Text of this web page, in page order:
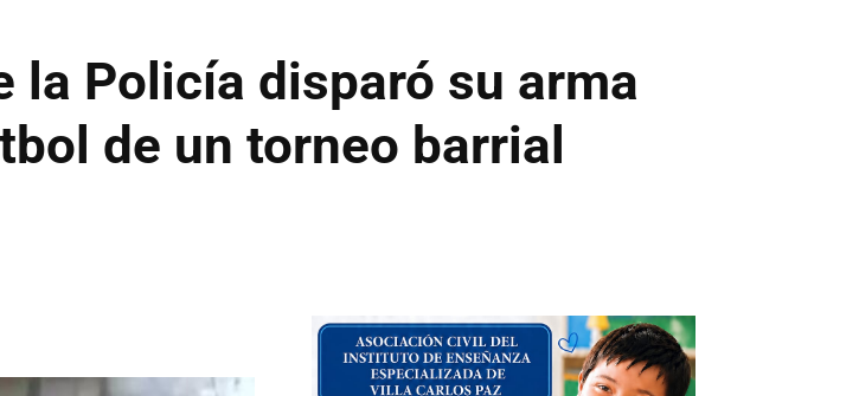
la Policía disparó su arma
de un torneo barrial